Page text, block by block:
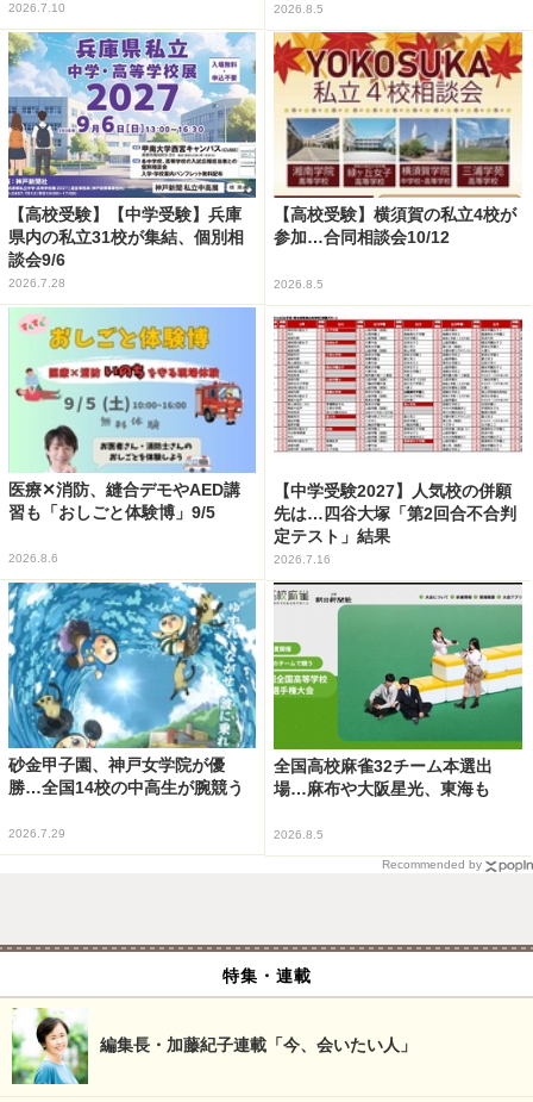
2026.7.10 2026.8.5
【高校受験】【中学受験】兵庫
県内の私立31校が集結、個別相
談会9/6
2026.7.28
【高校受験】横須賀の私立4校が
参加…合同相談会10/12
2026.8.5
医療✕消防、縫合デモやAED講
習も「おしごと体験博」9/5
2026.8.6
【中学受験2027】人気校の併願
先は…四谷大塚「第2回合不合判
定テスト」結果
2026.7.16
砂金甲子園、神戸女学院が優
勝…全国14校の中高生が腕競う
2026.7.29
全国高校麻雀32チーム本選出
場…麻布や大阪星光、東海も
2026.8.5
Recommended by
特集・連載
編集長・加藤紀子連載「今、会いたい人」